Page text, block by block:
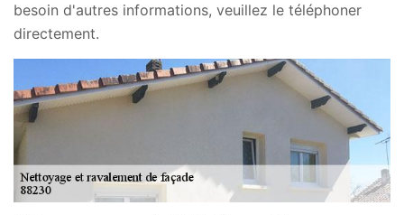
besoin d'autres informations, veuillez le téléphoner
directement.